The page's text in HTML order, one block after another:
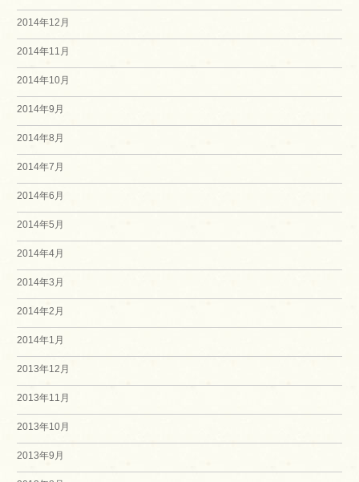
2014年12月
2014年11月
2014年10月
2014年9月
2014年8月
2014年7月
2014年6月
2014年5月
2014年4月
2014年3月
2014年2月
2014年1月
2013年12月
2013年11月
2013年10月
2013年9月